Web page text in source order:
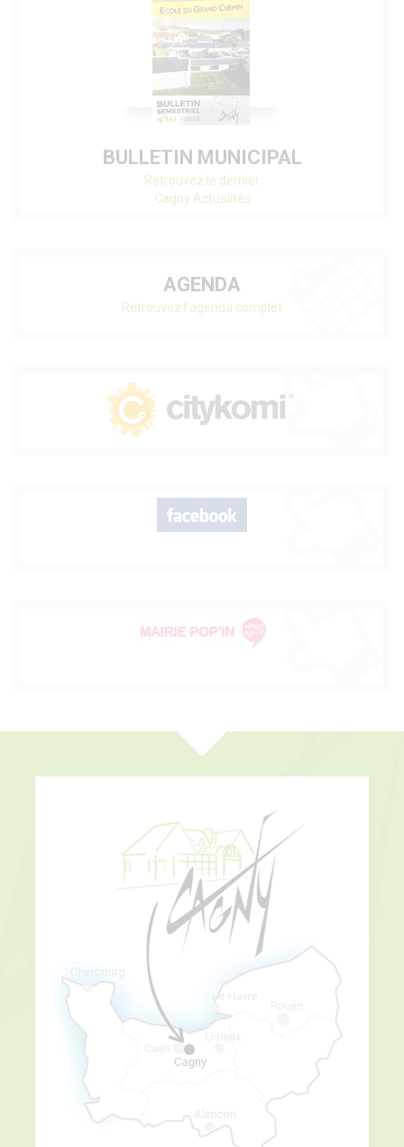
BULLETIN MUNICIPAL
Retrouvez le dernier
Cagny Actualités
AGENDA
Retrouvez l'agenda complet